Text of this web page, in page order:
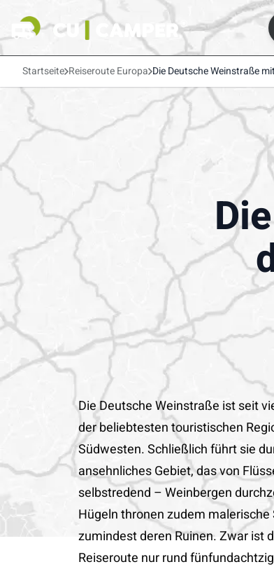
Startseite Reiseroute Europa Die Deutsche Weinstraße
Die Deutsche Weinstraße ist seit
der beliebtesten touristischen
Südwesten. Schließlich führt sie
ansehnliches Gebiet, das von
selbstredend – Weinbergen
Hügeln thronen zudem
zumindest deren Ruinen. Zwar ist
Reiseroute nur rund